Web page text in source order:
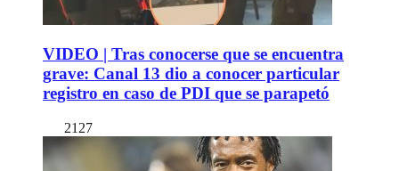
VIDEO | Tras conocerse que se encuentra
grave: Canal 13 dio a conocer particular
registro en caso de PDI que se parapetó
2127